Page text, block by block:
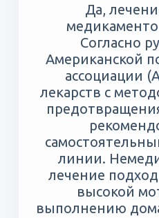
Да,
Согласно
Американской
ассоциации
лекарств с
линии.
лечение
высокой
выполнению